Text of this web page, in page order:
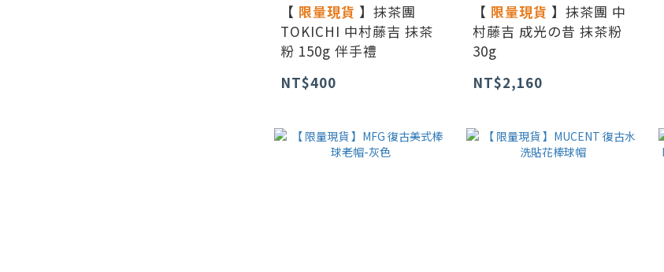
【 限量現貨 】抹茶團
TOKICHI 中村藤吉 抹茶
粉 150g 伴手禮
NT$400
【 限量現貨 】抹茶團 中
村藤吉 成光の昔 抹茶粉
30g
NT$2,160